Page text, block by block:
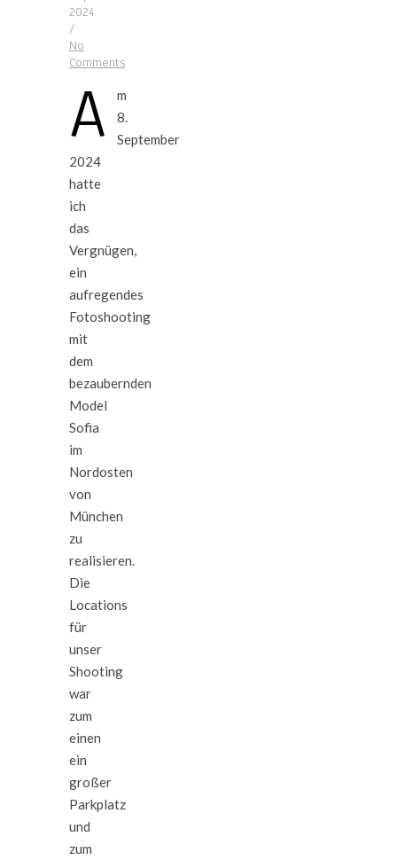
2024
/
No
Comments
A
m
8.
September
2024
hatte
ich
das
Vergnügen,
ein
aufregendes
Fotoshooting
mit
dem
bezaubernden
Model
Sofia
im
Nordosten
von
München
zu
realisieren.
Die
Locations
für
unser
Shooting
war
zum
einen
ein
großer
Parkplatz
und
zum